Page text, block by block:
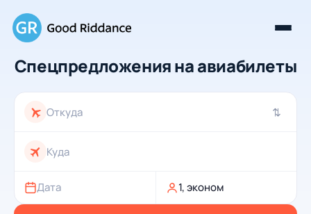
Спецпредложения на авиабилеты
⇄
Дата 1, эконом